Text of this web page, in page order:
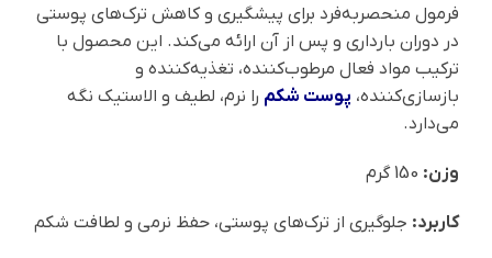
فرمول منحصربه‌فرد برای پیشگیری و کاهش ترک‌های پوستی
در دوران بارداری و پس از آن ارائه می‌کند. این محصول با
ترکیب مواد فعال مرطوب‌کننده، تغذیه‌کننده و
بازسازی‌کننده، پوست شکم را نرم، لطیف و الاستیک نگه
می‌دارد.
وزن:
کاربرد: جلوگیری از ترک‌های پوستی، حفظ نرمی و لطافت شکم